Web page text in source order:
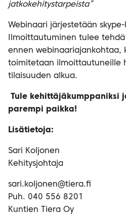
jatkokehitystarpeista”
Webinaari järjestetään skype-
Ilmoittautuminen tulee
ennen webinaariajankohtaa,
toimitetaan ilmoittautuneille
tilaisuuden alkua.
Tule kehittäjäkumppaniksi
parempi paikka!
Lisätietoja:
Sari Koljonen
Kehitysjohtaja
sari.koljonen@tiera.fi
Puh. 040 556 8201
Kuntien Tiera Oy